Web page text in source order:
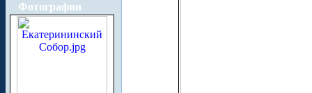
Фотографии